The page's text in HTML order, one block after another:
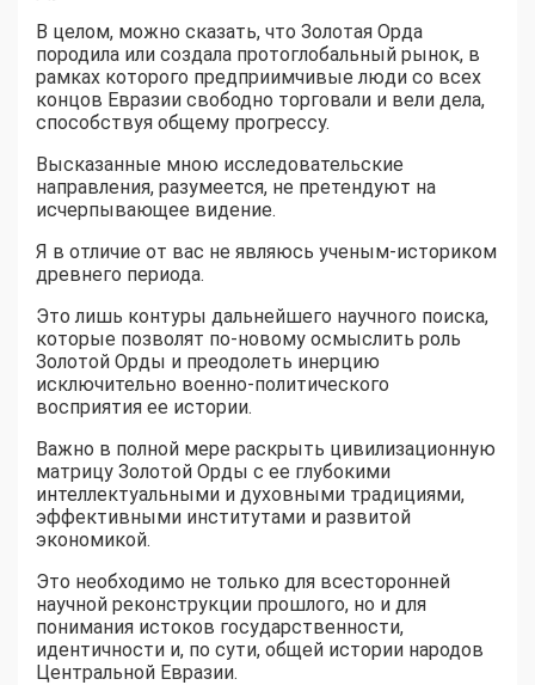
В целом, можно сказать, что Золотая Орда
породила или создала протоглобальный рынок, в
рамках которого предприимчивые люди со всех
концов Евразии свободно торговали и вели дела,
способствуя общему прогрессу.
Высказанные мною исследовательские
направления, разумеется, не претендуют на
исчерпывающее видение.
Я в отличие от вас не являюсь ученым-историком
древнего периода.
Это лишь контуры дальнейшего научного поиска,
которые позволят по-новому осмыслить роль
Золотой Орды и преодолеть инерцию
исключительно военно-политического
восприятия ее истории.
Важно в полной мере раскрыть цивилизационную
матрицу Золотой Орды с ее глубокими
интеллектуальными и духовными традициями,
эффективными институтами и развитой
экономикой.
Это необходимо не только для всесторонней
научной реконструкции прошлого, но и для
понимания истоков государственности,
идентичности и, по сути, общей истории народов
Центральной Евразии.